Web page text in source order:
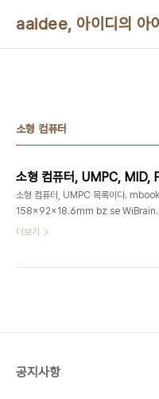
aaidee, 아이디의 아
소형 컴퓨터
소형 컴퓨터, UMPC 목록이다.
158x92x18.6mm bz se WiBrain
B1=LM/LH=B1L/LS=B1S 가로
s70ex n5 소니 ux 시리즈 ux50
더보기
공지사항